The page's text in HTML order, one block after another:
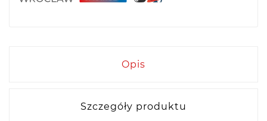
Opis
Szczegóły produktu